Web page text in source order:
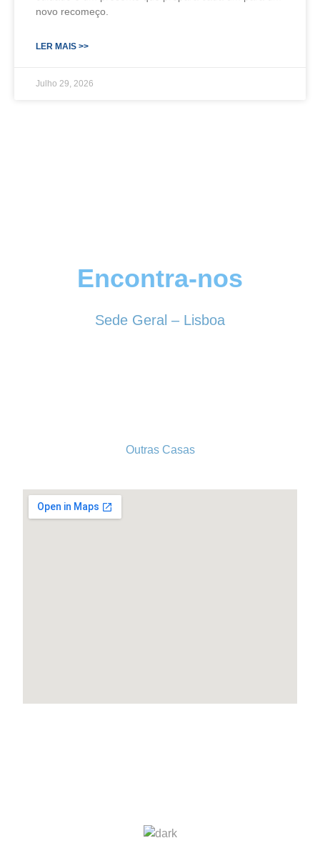
novo recomeço.
LER MAIS >>
Julho 29, 2026
Encontra-nos
Sede Geral – Lisboa
Outras Casas